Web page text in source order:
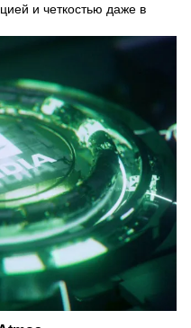
и четкостью даже в